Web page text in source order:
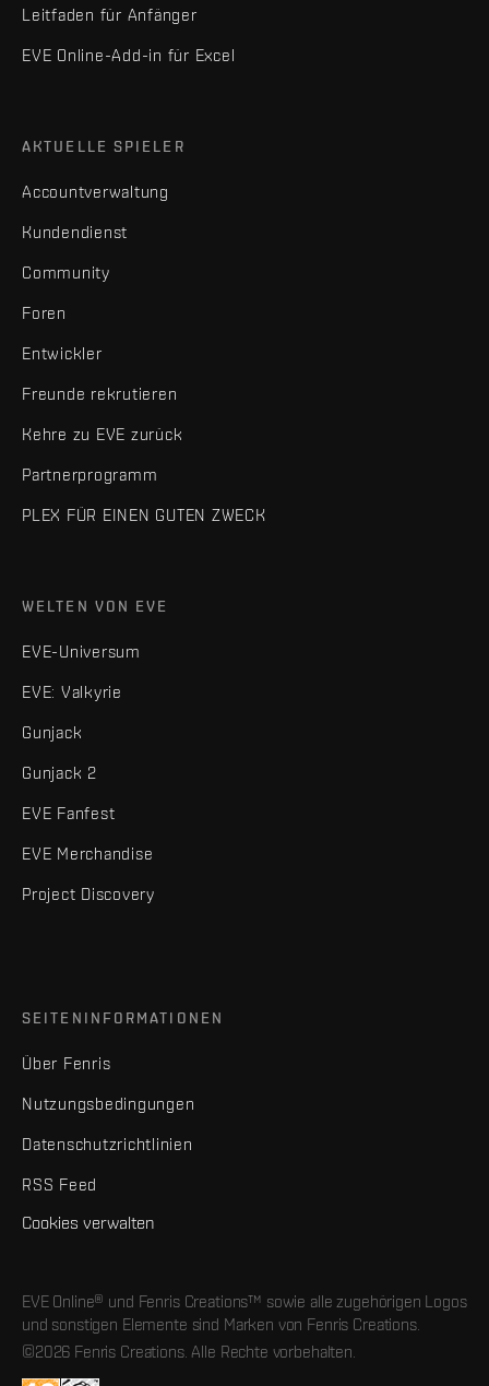
Leitfaden für Anfänger
EVE Online-Add-in für Excel
AKTUELLE SPIELER
Accountverwaltung
Kundendienst
Community
Foren
Entwickler
Freunde rekrutieren
Kehre zu EVE zurück
Partnerprogramm
PLEX FÜR EINEN GUTEN ZWECK
WELTEN VON EVE
EVE-Universum
EVE: Valkyrie
Gunjack
Gunjack 2
EVE Fanfest
EVE Merchandise
Project Discovery
SEITENINFORMATIONEN
Über Fenris
Nutzungsbedingungen
Datenschutzrichtlinien
RSS Feed
Cookies verwalten
EVE Online® und Fenris Creations™ sowie alle zugehörigen Logos
und sonstigen Elemente sind Marken von Fenris Creations.
©2026 Fenris Creations. Alle Rechte vorbehalten.